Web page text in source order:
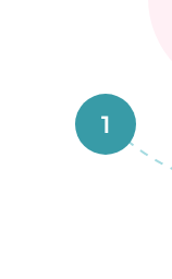
1